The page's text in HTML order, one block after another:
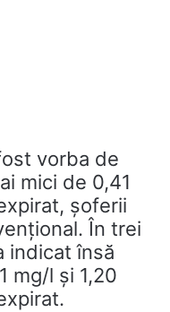
vorba de
mici de 0,41
șoferii
În trei
indicat însă
mg/l şi 1,20